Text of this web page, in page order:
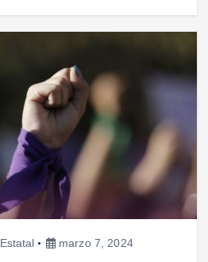
Estatal marzo 7, 2024